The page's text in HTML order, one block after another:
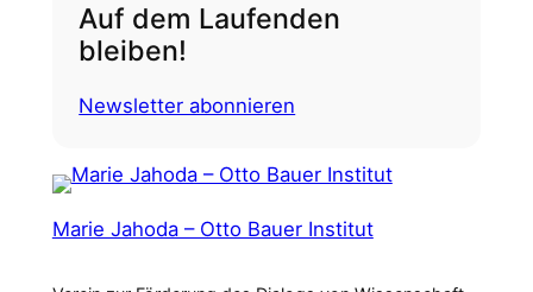
Auf dem Laufenden
bleiben!
Newsletter abonnieren
Marie Jahoda – Otto Bauer Institut